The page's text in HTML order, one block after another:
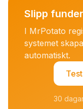
Slipp
I MrPotato
systemet
automatiskt.
30